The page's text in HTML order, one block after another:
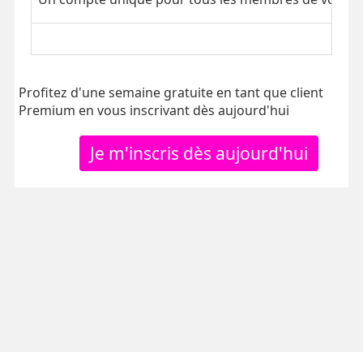
Profitez d'une semaine gratuite en tant que client
Premium en vous inscrivant dès aujourd'hui
Je m'inscris dès aujourd'hui